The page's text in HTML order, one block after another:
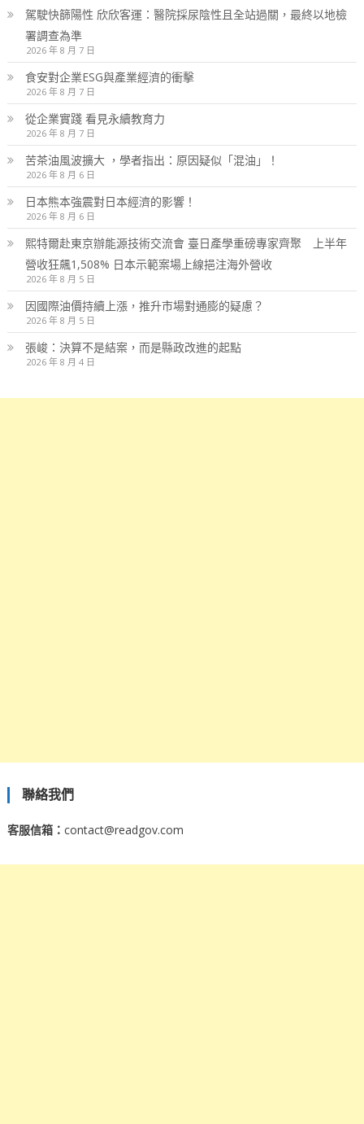
駕駛快篩陽性 欣欣客運：醫院採尿陰性且全站過關，最終以地檢
署調查為準
2026 年 8 月 7 日
食安對企業ESG與產業經濟的衝擊
2026 年 8 月 7 日
從企業實踐 看見永續教育力
2026 年 8 月 7 日
苦茶油風波擴大 ，學者指出：原因疑似「混油」！
2026 年 8 月 6 日
日本熊本強震對日本經濟的影響！
2026 年 8 月 6 日
熙特爾赴東京辦能源技術交流會 臺日產學重磅專家齊聚 上半年
營收狂飆1,508% 日本示範案場上線挹注海外營收
2026 年 8 月 5 日
因國際油價持續上漲，推升市場對通膨的疑慮？
2026 年 8 月 5 日
張峻：決算不是結案，而是縣政改進的起點
2026 年 8 月 4 日
聯絡我們
客服信箱： contact@readgov.com